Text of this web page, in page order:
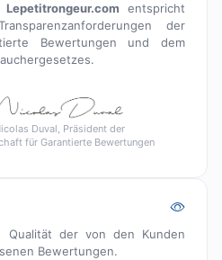
Lepetitrongeur.com entspricht
der
Bewertungen und dem
Duval, Präsident der
für Garantierte Bewertungen
Qualität der von den Kunden
Bewertungen.